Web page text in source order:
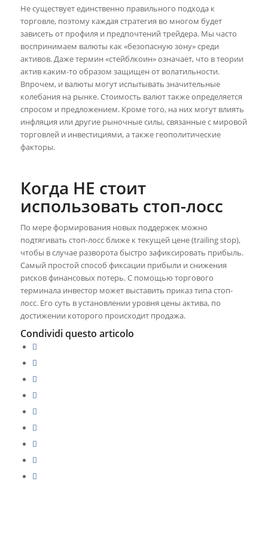
Не существует единственно правильного подхода к
торговле, поэтому каждая стратегия во многом будет
зависеть от профиля и предпочтений трейдера. Мы часто
воспринимаем валюты как «безопасную зону» среди
активов. Даже термин «стейблкоин» означает, что в теории
актив каким-то образом защищен от волатильности.
Впрочем, и валюты могут испытывать значительные
колебания на рынке. Стоимость валют также определяется
спросом и предложением. Кроме того, на них могут влиять
инфляция или другие рыночные силы, связанные с мировой
торговлей и инвестициями, а также геополитические
факторы.
Когда НЕ стоит
использовать стоп-лосс
По мере формирования новых поддержек можно
подтягивать стоп-лосс ближе к текущей цене (trailing stop),
чтобы в случае разворота быстро зафиксировать прибыль.
Самый простой способ фиксации прибыли и снижения
рисков финансовых потерь. С помощью торгового
терминала инвестор может выставить приказ типа стоп-
лосс. Его суть в установлении уровня цены актива, по
достижении которого происходит продажа.
Condividi questo articolo